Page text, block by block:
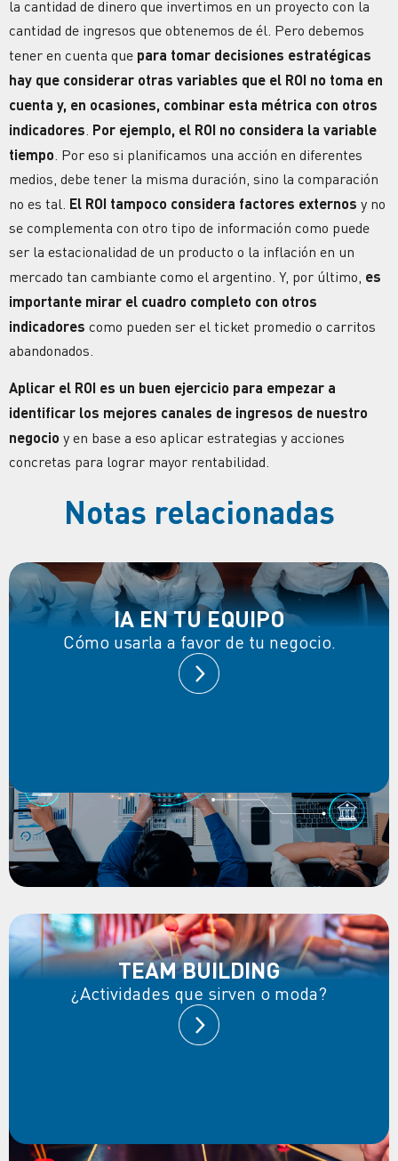
la cantidad de dinero que invertimos en un proyecto con la
cantidad de ingresos que obtenemos de él. Pero debemos
tener en cuenta que para tomar decisiones estratégicas
hay que considerar otras variables que el ROI no toma en
cuenta y, en ocasiones, combinar esta métrica con otros
indicadores Por ejemplo, el ROI no considera la variable
tiempo . Por eso si planificamos una acción en diferentes
medios, debe tener la misma duración, sino la comparación
no es tal. El ROI tampoco considera factores externos y no
se complementa con otro tipo de información como puede
ser la estacionalidad de un producto o la inflación en un
mercado tan cambiante como el argentino. Y, por último, es
importante mirar el cuadro completo con otros
indicadores como pueden ser el ticket promedio o carritos
abandonados.
Aplicar el ROI es un buen ejercicio para empezar a
identificar los mejores canales de ingresos de nuestro
negocio y en base a eso aplicar estrategias y acciones
concretas para lograr mayor rentabilidad.
Notas relacionadas
IA EN TU EQUIPO
Cómo usarla a favor de tu negocio.
TEAM BUILDING
¿Actividades que sirven o moda?